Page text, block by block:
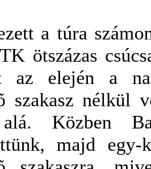
a túra
ötszázas
az elején a
szakasz nélkül
alá. Közben
majd